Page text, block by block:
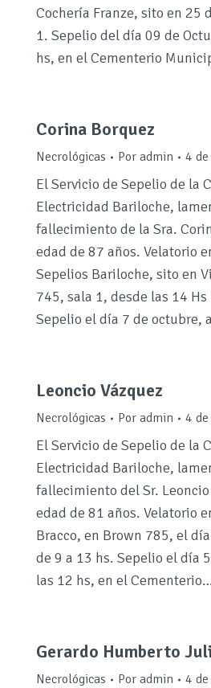
Cochería Franze, sito en 25
1. Sepelio del día 09 de
hs, en el Cementerio
Corina Borquez
Necrológicas Por admin 4
El Servicio de Sepelio de la
Electricidad Bariloche,
fallecimiento de la Sra.
edad de 87 años. Velatorio
Sepelios Bariloche, sito en
745, sala 1, desde las 14
Sepelio el día 7 de octubre,
Leoncio Vázquez
Necrológicas Por admin 4
El Servicio de Sepelio de la
Electricidad Bariloche,
fallecimiento del Sr. Leoncio
edad de 81 años. Velatorio
Bracco, en Brown 785, el
de 9 a 13 hs. Sepelio el día
las 12 hs, en el
Gerardo Humberto
Necrológicas Por admin 4